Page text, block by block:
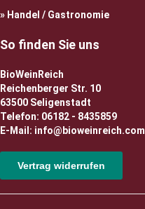
Handel / Gastronomie
So finden Sie uns
BioWeinReich
Reichenberger Str. 10
63500 Seligenstadt
Telefon: 06182 - 8435859
E-Mail: info@bioweinreich.com
Vertrag widerrufen